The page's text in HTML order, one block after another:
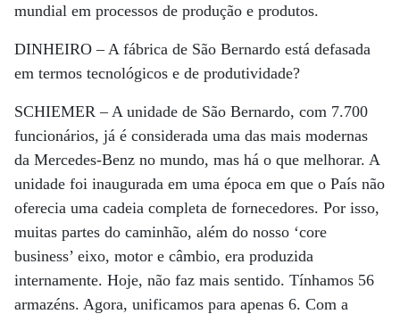
mundial em processos de produção e produtos.
DINHEIRO –A fábrica de São Bernardo está defasada
em termos tecnológicos e de produtividade?
SCHIEMER –A unidade de São Bernardo, com 7.700
funcionários, já é considerada uma das mais modernas
da Mercedes-Benz no mundo, mas há o que melhorar. A
unidade foi inaugurada em uma época em que o País não
oferecia uma cadeia completa de fornecedores. Por isso,
muitas partes do caminhão, além do nosso ‘core
business’ eixo, motor e câmbio, era produzida
internamente. Hoje, não faz mais sentido. Tínhamos 56
armazéns. Agora, unificamos para apenas 6. Com a